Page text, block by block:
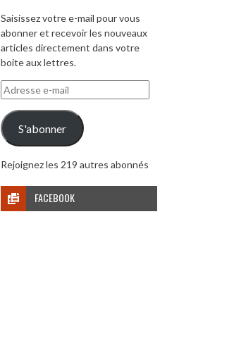
Saisissez votre e-mail pour vous
abonner et recevoir les nouveaux
articles directement dans votre
boite aux lettres.
Adresse
e-
mail
S'abonner
Rejoignez les 219 autres abonnés
FACEBOOK